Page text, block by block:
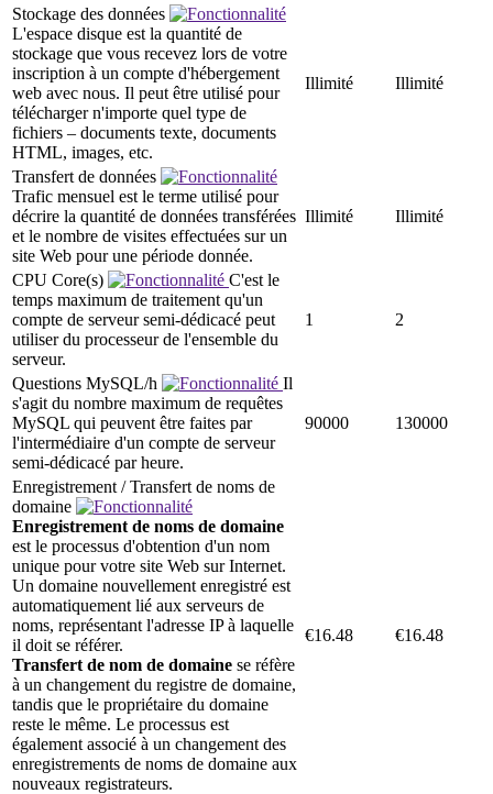
Stockage des données
L'espace disque est la quantité de
stockage que vous recevez lors de votre
inscription à un compte d'hébergement
web avec nous. Il peut être utilisé pour
télécharger n'importe quel type de
fichiers – documents texte, documents
HTML, images, etc.
Illimité Illimité
Transfert de données
Trafic mensuel est le terme utilisé pour
décrire la quantité de données transférées
et le nombre de visites effectuées sur un
site Web pour une période donnée.
Illimité Illimité
CPU Core(s)
C'est le
temps maximum de traitement qu'un
compte de serveur semi-dédicacé peut
utiliser du processeur de l'ensemble du
serveur.
1 2
Questions MySQL/h
Il
s'agit du nombre maximum de requêtes
MySQL qui peuvent être faites par
l'intermédiaire d'un compte de serveur
semi-dédicacé par heure.
90000 130000
Enregistrement / Transfert de noms de
domaine
Enregistrement de noms de domaine
est le processus d'obtention d'un nom
unique pour votre site Web sur Internet.
Un domaine nouvellement enregistré est
automatiquement lié aux serveurs de
noms, représentant l'adresse IP à laquelle
il doit se référer.
Transfert de nom de domaine se réfère
à un changement du registre de domaine,
tandis que le propriétaire du domaine
reste le même. Le processus est
également associé à un changement des
enregistrements de noms de domaine aux
nouveaux registrateurs.
€16.48 €16.48